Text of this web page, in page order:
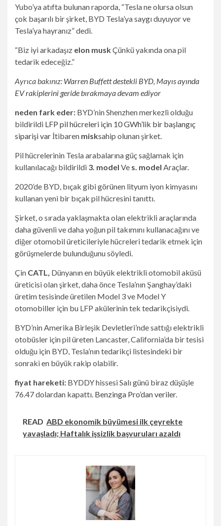
Yubo’ya atıfta bulunan raporda, “Tesla ne olursa olsun
çok başarılı bir şirket, BYD Tesla’ya saygı duyuyor ve
Tesla’ya hayranız” dedi.
“Biz iyi arkadaşız elon muskÇünkü yakında ona pil
tedarik edeceğiz.”
Ayrıca bakınız: Warren Buffett destekli BYD, Mayıs ayında
EV rakiplerini geride bırakmaya devam ediyor
neden fark eder: BYD’nin Shenzhen merkezli olduğu
bildirildi LFP pil hücreleri için 10 GWh’lik bir başlangıç ​​
siparişi varİtibaren misksahip olunan şirket.
Pil hücrelerinin Tesla arabalarına güç sağlamak için
kullanılacağı bildirildi 3. model Ve s. model Araçlar.
2020’de BYD, bıçak gibi görünen lityum iyon kimyasını
kullanan yeni bir bıçak pil hücresini tanıttı.
Şirket, o sırada yaklaşmakta olan elektrikli araçlarında
daha güvenli ve daha yoğun pil takımını kullanacağını ve
diğer otomobil üreticileriyle hücreleri tedarik etmek için
görüşmelerde bulunduğunu söyledi.
Çin CATL, Dünyanın en büyük elektrikli otomobil aküsü
üreticisi olan şirket, daha önce Tesla’nın Şanghay’daki
üretim tesisinde üretilen Model 3 ve Model Y
otomobiller için bu LFP akülerinin tek tedarikçisiydi.
BYD’nin Amerika Birleşik Devletleri’nde sattığı elektrikli
otobüsler için pil üreten Lancaster, California’da bir tesisi
olduğu için BYD, Tesla’nın tedarikçi listesindeki bir
sonraki en büyük rakip olabilir.
fiyat hareketi: BYDDY hissesi Salı günü biraz düşüşle
76.47 dolardan kapattı. Benzinga Pro’dan veriler.
READ ABD ekonomik büyümesi ilk çeyrekte
yavaşladı; Haftalık işsizlik başvuruları azaldı